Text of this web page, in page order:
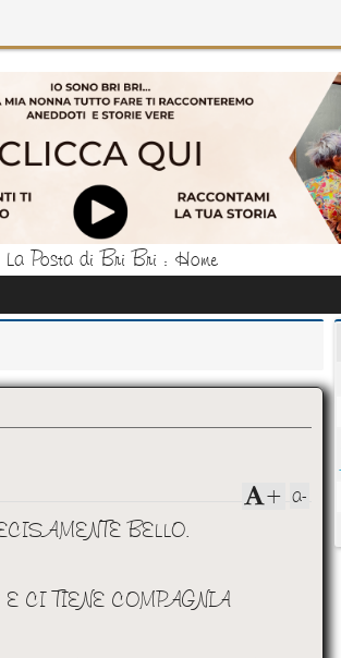
La Posta di Bri Bri : Home
a-
+
BELLO.
CI TIENE COMPAGNIA